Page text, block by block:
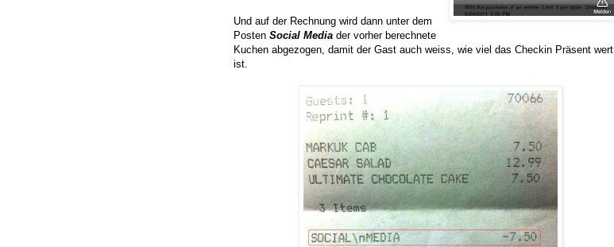
Und auf der Rechnung wird dann unter dem
Posten Social Media der vorher berechnete
Kuchen abgezogen, damit der Gast auch weiss, wie viel das Checkin Präsent wert
ist.